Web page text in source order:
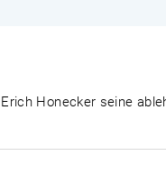
Honecker seine